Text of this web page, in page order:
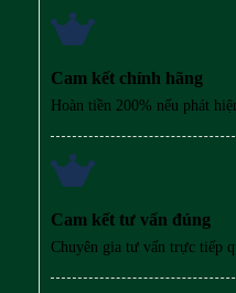
Cam kết chính hãng
Hoàn tiền 200% nếu phát
Cam kết tư vấn đúng
Chuyên gia tư vấn trực tiếp